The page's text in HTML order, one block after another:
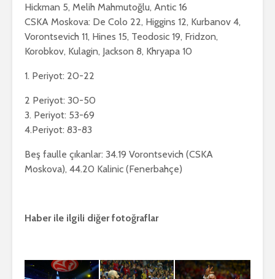
Hickman 5, Melih Mahmutoğlu, Antic 16
CSKA Moskova: De Colo 22, Higgins 12, Kurbanov 4,
Vorontsevich 11, Hines 15, Teodosic 19, Fridzon,
Korobkov, Kulagin, Jackson 8, Khryapa 10
1. Periyot: 20-22
2 Periyot: 30-50
3. Periyot: 53-69
4.Periyot: 83-83
Beş faulle çıkanlar: 34.19 Vorontsevich (CSKA
Moskova), 44.20 Kalinic (Fenerbahçe)
Haber ile ilgili diğer fotoğraflar